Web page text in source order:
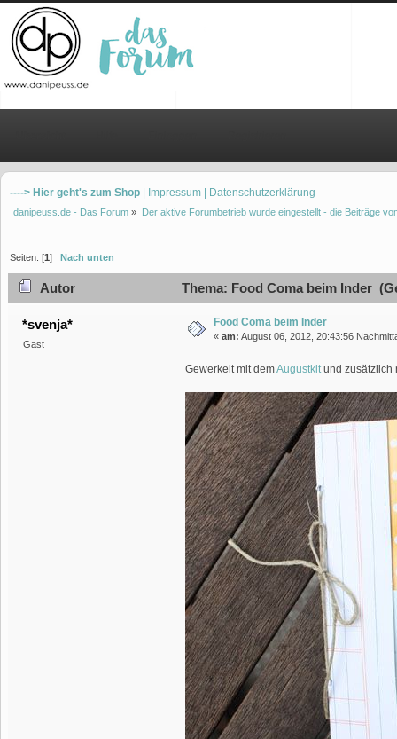
----> Hier geht's zum Shop | Impressum | Datenschutzerklärung
danipeuss.de - Das Forum » Der aktive Forumbetrieb wurde eingestellt - die Beiträge
Seiten: [1] Nach unten
Autor Thema: Food Coma beim Inder
*svenja*
Gast
Food Coma beim Inder
« am: August 06, 2012, 20:43:56
Gewerkelt mit demAugustkitund zusätzlich